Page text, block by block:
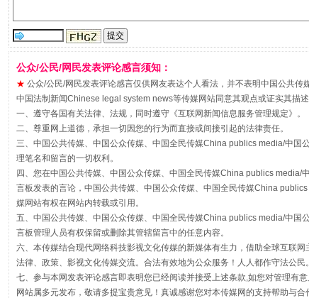
公众/公民/网民发表评论感言须知：
★ 公众/公民/网民发表评论感言仅供网友表达个人看法，并不表明中国公共
中国法制新闻Chinese legal system news等传媒网站同意其观点或证实其描
一、遵守各国有关法律、法规，同时遵守《互联网新闻信息服务管理规定》。
二、尊重网上道德，承担一切因您的行为而直接或间接引起的法律责任。
三、中国公共传媒、中国公众传媒、中国全民传媒China publics media/中
理笔名和留言的一切权利。
四、您在中国公共传媒、中国公众传媒、中国全民传媒China publics
言板发表的言论，中国公共传媒、中国公众传媒、中国全民传媒China
媒网站有权在网站内转载或引用。
五、中国公共传媒、中国公众传媒、中国全民传媒China publics media/中
言板管理人员有权保留或删除其管辖留言中的任意内容。
六、本传媒结合现代网络科技影视文化传媒的新媒体有生力，借助全球互联
法律、政策、影视文化传媒交流。合法有效地为公众服务！人人都作守法公民。
七、参与本网发表评论感言即表明您已经阅读并接受上述条款,如您对管理有
网站属多元发布，敬请多提宝贵意见！真诚感谢您对本传媒网的支持帮助与